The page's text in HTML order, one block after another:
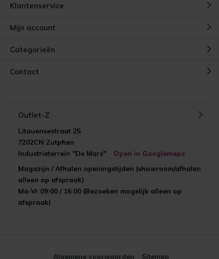
Klantenservice
Mijn account
Categorieën
Contact
Outlet-Z
Litauensestraat 25
7202CN Zutphen
Industrieterrein "De Mars"
Open in Googlemaps
Magazijn / Afhalen openingstijden (showroom/afhalen
alleen op afspraak)
Ma-Vr 09:00 / 16:00 (Bezoeken mogelijk alleen op
afspraak)
Algemene voorwaarden Sitemap